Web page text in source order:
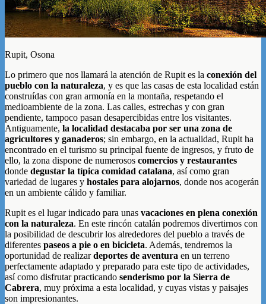
Rupit, Osona
Lo primero que nos llamará la atención de Rupit es la conexión del
pueblo con la naturaleza, y es que las casas de esta localidad están
construídas con gran armonía en la montaña, respetando el
medioambiente de la zona. Las calles, estrechas y con gran
pendiente, tampoco pasan desapercibidas entre los visitantes.
Antiguamente, la localidad destacaba por ser una zona de
agricultores y ganaderos; sin embargo, en la actualidad, Rupit ha
encontrado en el turismo su principal fuente de ingresos, y fruto de
ello, la zona dispone de numerosos comercios y restaurantes
donde degustar la típica comidad catalana, así como gran
variedad de lugares y hostales para alojarnos, donde nos acogerán
en un ambiente cálido y familiar.
Rupit es el lugar indicado para unas vacaciones en plena conexión
con la naturaleza. En este rincón catalán podremos divertirnos con
la posibilidad de descubrir los alrededores del pueblo a través de
diferentes paseos a pie o en bicicleta. Además, tendremos la
oportunidad de realizardeportes de aventura en un terreno
perfectamente adaptado y preparado para este tipo de actividades,
así como disfrutar practicando senderismo por la Sierra de
Cabrera, muy próxima a esta localidad, y cuyas vistas y paisajes
son impresionantes.